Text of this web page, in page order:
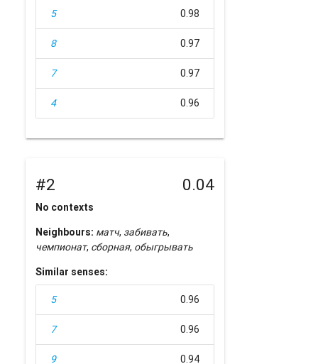
5 0.98
8 0.97
7 0.97
4 0.96
#2 0.04
No contexts
Neighbours: матч, забивать,
чемпионат, сборная, обыгрывать
Similar senses:
5 0.96
7 0.96
9 0.94